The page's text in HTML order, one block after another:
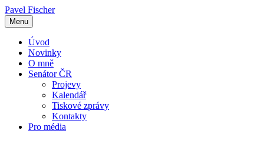
Pavel Fischer
Menu
Úvod
Novinky
O mně
Senátor ČR
Projevy
Kalendář
Tiskové zprávy
Kontakty
Pro média